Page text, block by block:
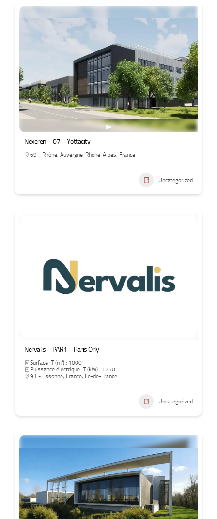
Nexeren – 07 – Yottacity
69 - Rhône, Auvergne-Rhône-Alpes, France
Uncategorized
Nervalis – PAR1 – Paris Orly
Surface IT (m²) : 1000
Puissance électrique IT (kW) : 1250
91 - Essonne, France, Île-de-France
Uncategorized